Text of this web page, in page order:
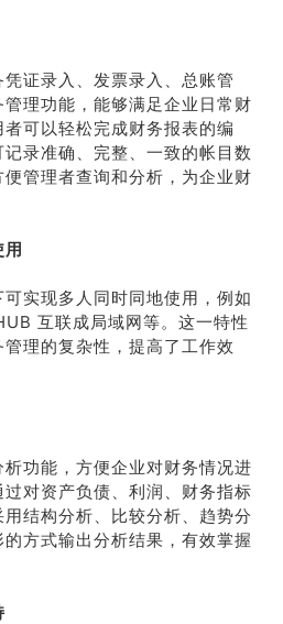
证录入、发票录入、总账管
理功能，能够满足企业日常财
可以轻松完成财务报表的编
录准确、完整、一致的帐目数
管理者查询和分析，为企业财
实现多人同时同地使用，例如
互联成局域网等。这一特性
理的复杂性，提高了工作效
功能，方便企业对财务情况进
对资产负债、利润、财务指标
结构分析、比较分析、趋势分
方式输出分析结果，有效掌握